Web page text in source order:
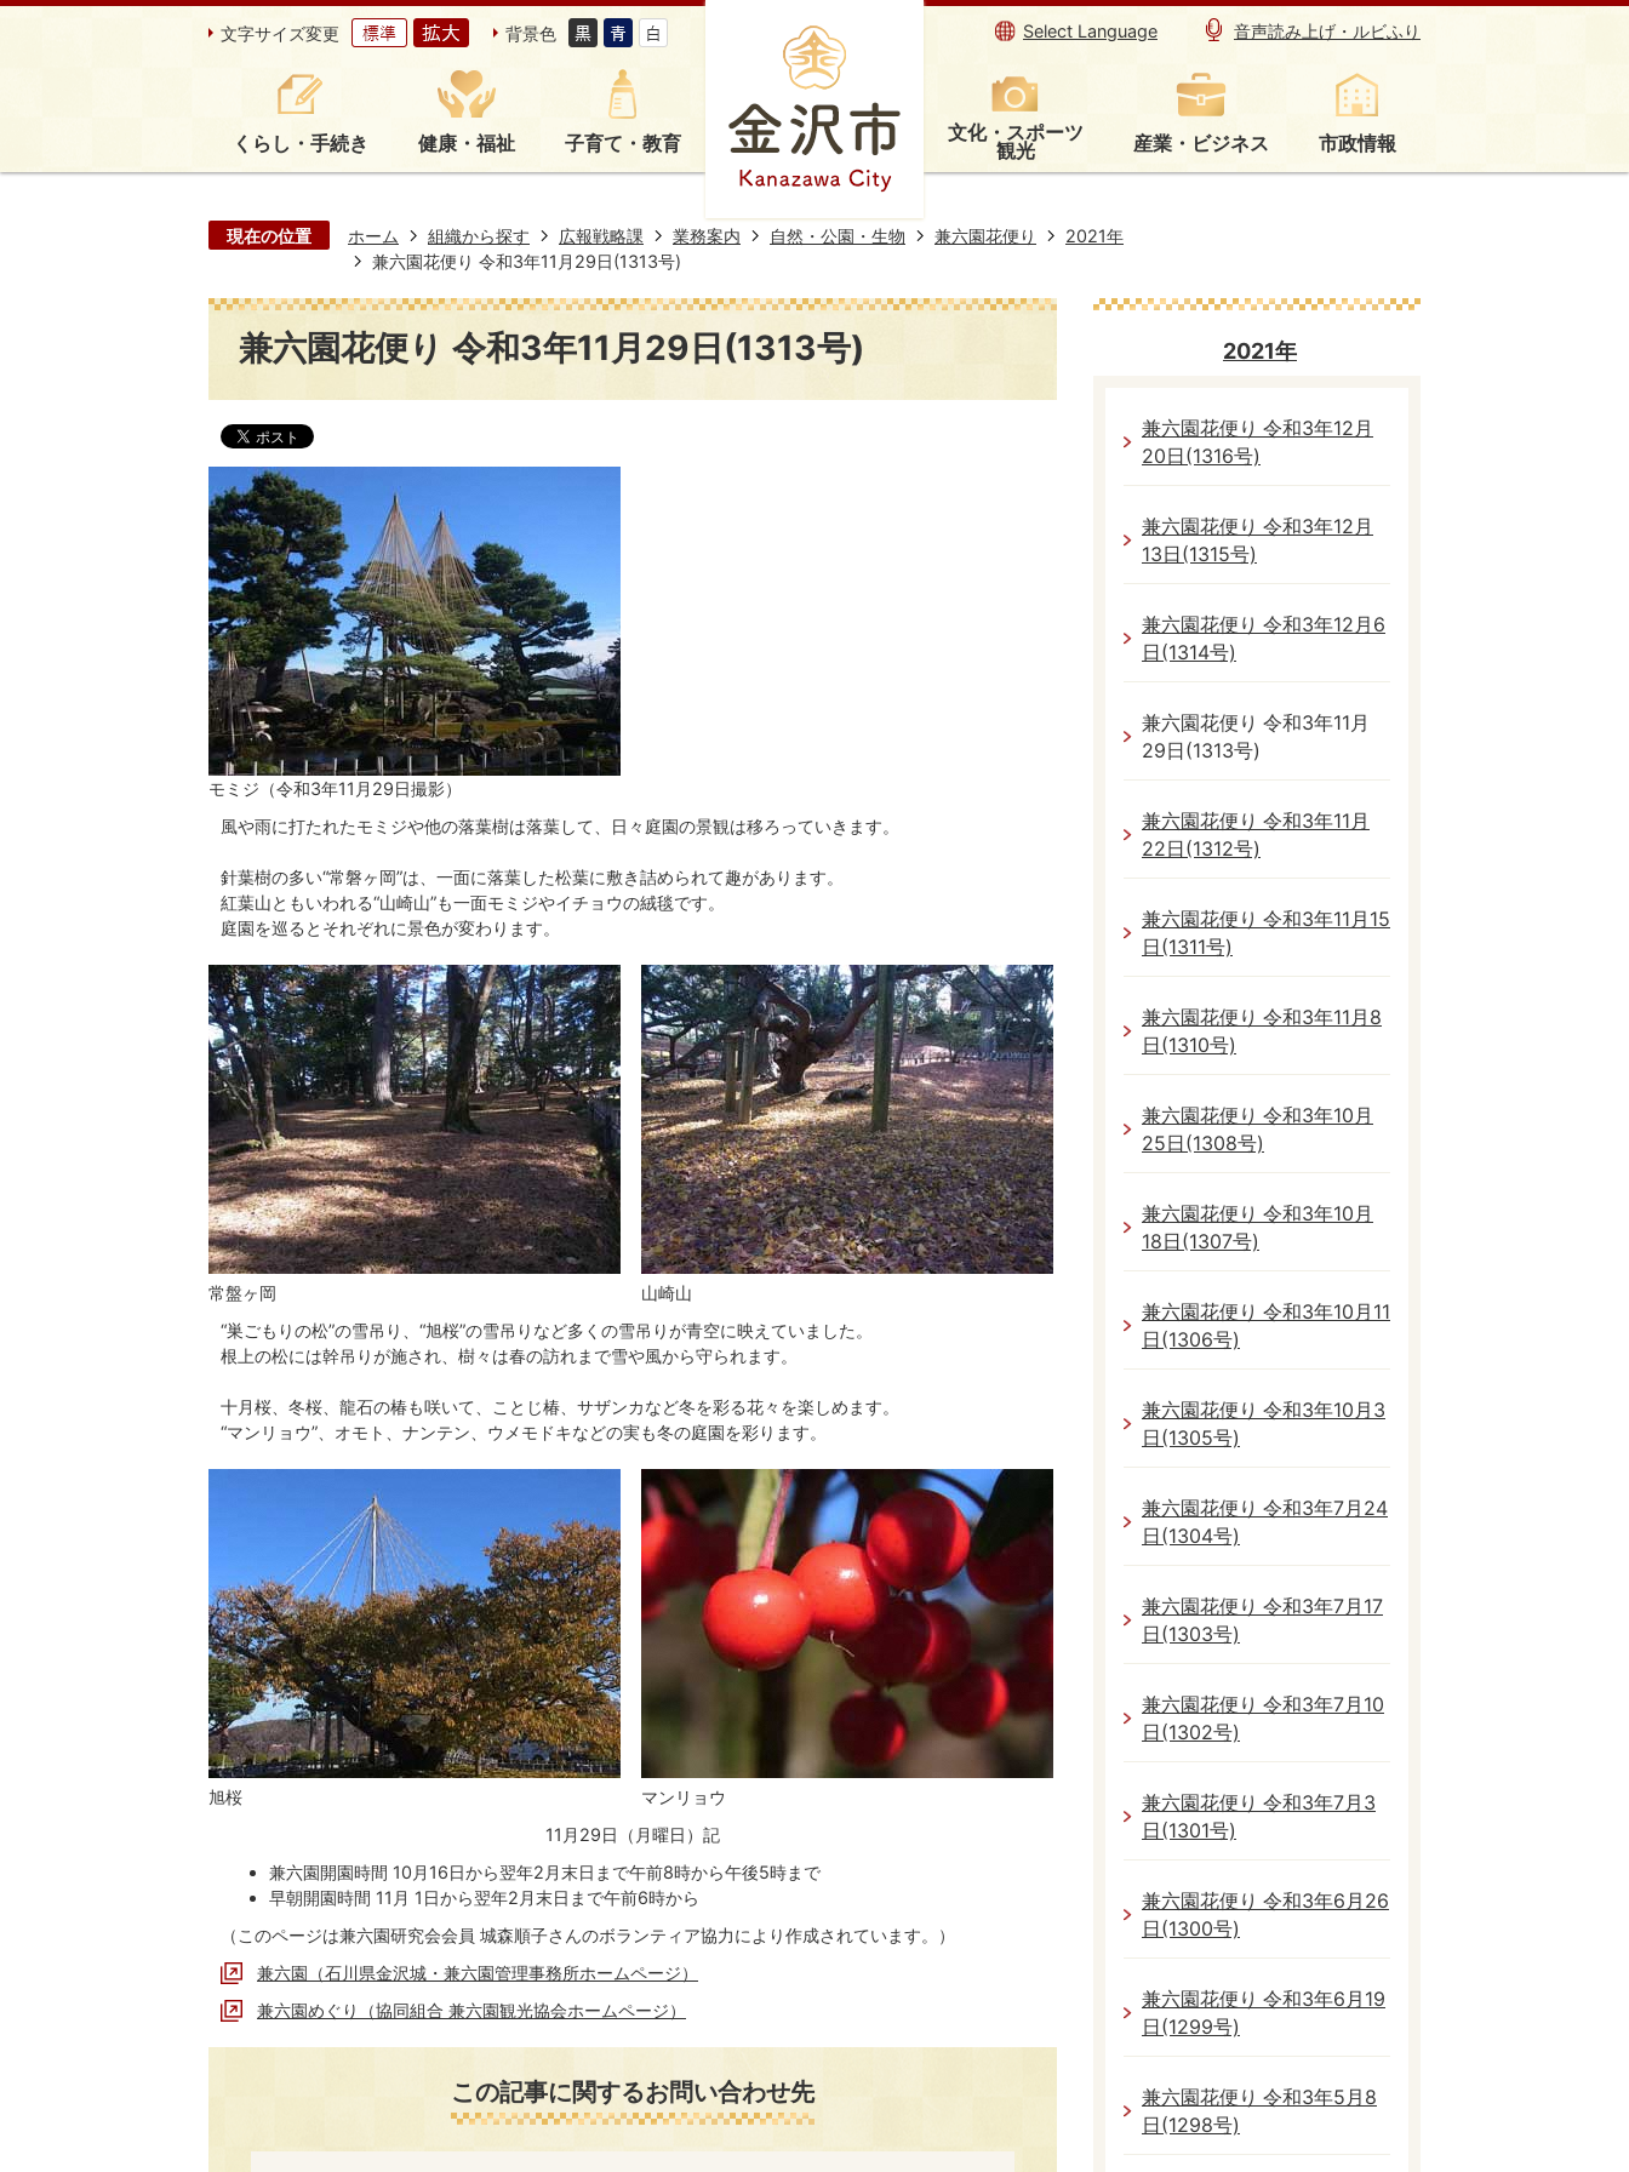
文字サイズ変更 背景色 Select Language 音声読み上げ・ルビふり
くらし・手続き 健康・福祉 子育て・教育 文化・スポーツ
観光 産業・ビジネス 市政情報
現在の位置 ホーム 組織から探す 広報戦略課 業務案内 自然・公園・生物 兼六園花便り
2021年
兼六園花便り 令和3年11月29日(1313号)
兼六園花便り 令和3年11月29日(1313号)
モミジ（令和3年11月29日撮影）
風や雨に打たれたモミジや他の落葉樹は落葉して、日々庭園の景観は移ろっていきます。
針葉樹の多い“常磐ヶ岡”は、一面に落葉した松葉に敷き詰められて趣があります。
紅葉山ともいわれる“山崎山”も一面モミジやイチョウの絨毯です。
庭園を巡るとそれぞれに景色が変わります。
常盤ヶ岡
山崎山
“巣ごもりの松”の雪吊り、“旭桜”の雪吊りなど多くの雪吊りが青空に映えていました。
根上の松には幹吊りが施され、樹々は春の訪れまで雪や風から守られます。
十月桜、冬桜、龍石の椿も咲いて、ことじ椿、サザンカなど冬を彩る花々を楽しめます。
“マンリョウ”、オモト、ナンテン、ウメモドキなどの実も冬の庭園を彩ります。
旭桜
マンリョウ
11月29日（月曜日）記
兼六園開園時間 10月16日から翌年2月末日まで午前8時から午後5時まで
早朝開園時間 11月 1日から翌年2月末日まで午前6時から
（このページは兼六園研究会会員 城森順子さんのボランティア協力により作成されています。）
兼六園（石川県金沢城・兼六園管理事務所ホームページ）
兼六園めぐり（協同組合 兼六園観光協会ホームページ）
この記事に関するお問い合わせ先
2021年
兼六園花便り 令和3年12月
20日(1316号)
兼六園花便り 令和3年12月
13日(1315号)
兼六園花便り 令和3年12月6
日(1314号)
兼六園花便り 令和3年11月
29日(1313号)
兼六園花便り 令和3年11月
22日(1312号)
兼六園花便り 令和3年11月15
日(1311号)
兼六園花便り 令和3年11月8
日(1310号)
兼六園花便り 令和3年10月
25日(1308号)
兼六園花便り 令和3年10月
18日(1307号)
兼六園花便り 令和3年10月11
日(1306号)
兼六園花便り 令和3年10月3
日(1305号)
兼六園花便り 令和3年7月24
日(1304号)
兼六園花便り 令和3年7月17
日(1303号)
兼六園花便り 令和3年7月10
日(1302号)
兼六園花便り 令和3年7月3
日(1301号)
兼六園花便り 令和3年6月26
日(1300号)
兼六園花便り 令和3年6月19
日(1299号)
兼六園花便り 令和3年5月8
日(1298号)